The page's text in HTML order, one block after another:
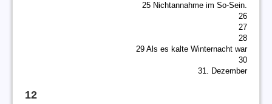
25 Nichtannahme im So-Sein.
26
27
28
29 Als es kalte Winternacht war
30
31. Dezember
12